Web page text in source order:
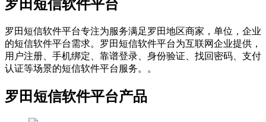
罗田短信软件平台
罗田短信软件平台专注为服务满足罗田地区商家，单位，企业
的短信软件平台需求。罗田短信软件平台为互联网企业提供，
用户注册、手机绑定、靠谱登录、身份验证、找回密码、支付
认证等场景的短信软件平台服务。。
罗田短信软件平台产品